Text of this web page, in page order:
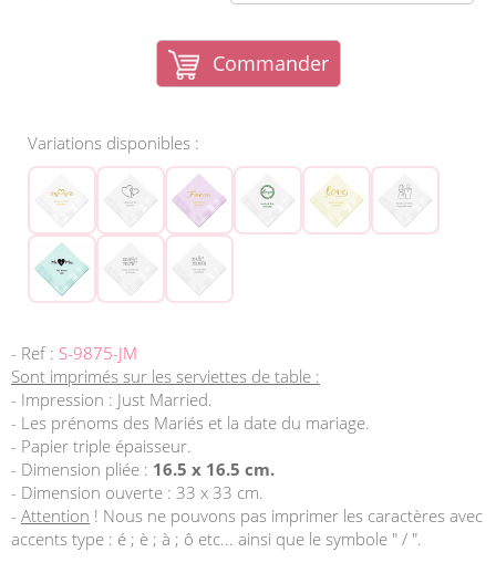
Commander
Variations disponibles :
- Ref : S-9875-JM
Sont imprimés sur les serviettes de table :
- Impression : Just Married.
- Les prénoms des Mariés et la date du mariage.
- Papier triple épaisseur.
- Dimension pliée : 16.5 x 16.5 cm.
- Dimension ouverte : 33 x 33 cm.
- Attention ! Nous ne pouvons pas imprimer les caractères avec
accents type : é ; è ; à ; ô etc... ainsi que le symbole " / ".